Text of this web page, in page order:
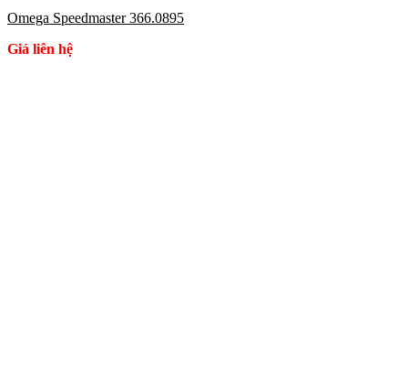
Omega Speedmaster 366.0895
Giá liên hệ